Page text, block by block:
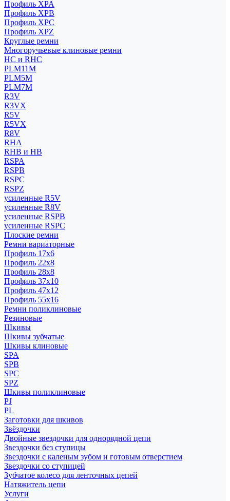
Профиль XPA
Профиль XPB
Профиль XPC
Профиль XPZ
Круглые ремни
Многоручьевые клиновые ремни
HC и RHC
PLM11M
PLM5M
PLM7M
R3V
R3VX
R5V
R5VX
R8V
RHA
RHB и HB
RSPA
RSPB
RSPC
RSPZ
усиленные R5V
усиленные R8V
усиленные RSPB
усиленные RSPC
Плоские ремни
Ремни вариаторные
Профиль 17x6
Профиль 22x8
Профиль 28x8
Профиль 37x10
Профиль 47x12
Профиль 55x16
Ремни поликлиновые
Резиновые
Шкивы
Шкивы зубчатые
Шкивы клиновые
SPA
SPB
SPC
SPZ
Шкивы поликлиновые
PJ
PL
Заготовки для шкивов
Звёздочки
Двойные звездочки для однорядной цепи
Звездочки без ступицы
Звездочки с каленым зубом и готовым отверстием
Звездочки со ступицей
Зубчатое колесо для ленточных цепей
Натяжитель цепи
Услуги